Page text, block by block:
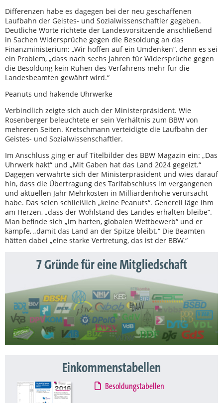
Differenzen habe es dagegen bei der neu geschaffenen
Laufbahn der Geistes- und Sozialwissenschaftler gegeben.
Deutliche Worte richtete der Landesvorsitzende anschließend
in Sachen Widersprüche gegen die Besoldung an das
Finanzministerium: „Wir hoffen auf ein Umdenken“, denn es sei
ein Problem, „dass nach sechs Jahren für Widersprüche gegen
die Besoldung kein Ruhen des Verfahrens mehr für die
Landesbeamten gewährt wird.“
Peanuts und hakende Uhrwerke
Verbindlich zeigte sich auch der Ministerpräsident. Wie
Rosenberger beleuchtete er sein Verhältnis zum BBW von
mehreren Seiten. Kretschmann verteidigte die Laufbahn der
Geistes- und Sozialwissenschaftler.
Im Anschluss ging er auf Titelbilder des BBW Magazin ein: „Das
Uhrwerk hakt“ und „Mit Gaben hat das Land 2024 gegeizt.“
Dagegen verwahrte sich der Ministerpräsident und wies darauf
hin, dass die Übertragung des Tarifabschluss im vergangenen
und aktuellen Jahr Mehrkosten in Milliardenhöhe verursacht
habe. Das seien schließlich „keine Peanuts“. Generell läge ihm
am Herzen, „dass der Wohlstand des Landes erhalten bleibe“.
Man befinde sich „im harten, globalen Wettbewerb“ und er
kämpfe, „damit das Land an der Spitze bleibt.“ Die Beamten
hätten dabei „eine starke Vertretung, das ist der BBW.“
7 Gründe für eine Mitgliedschaft
Einkommenstabellen
Besoldungstabellen